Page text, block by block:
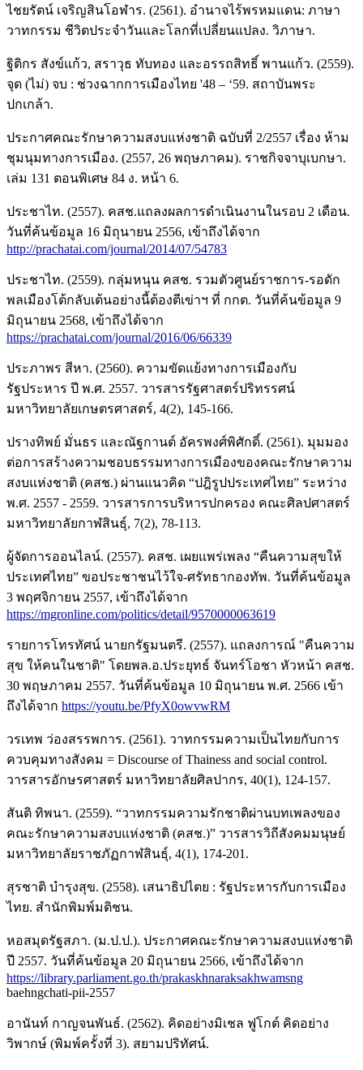
ไชยรัตน์ เจริญสินโอฬาร. (2561). อำนาจไร้พรหมแดน: ภาษา
วาทกรรม ชีวิตประจำวันและโลกที่เปลี่ยนแปลง. วิภาษา.
ฐิติกร สังข์แก้ว, สราวุธ ทับทอง และอรรถสิทธิ์ พานแก้ว. (2559).
จุด (ไม่) จบ : ช่วงฉากการเมืองไทย '48 – ‘59. สถาบันพระ
ปกเกล้า.
ประกาศคณะรักษาความสงบแห่งชาติ ฉบับที่ 2/2557 เรื่อง ห้าม
ชุมนุมทางการเมือง. (2557, 26 พฤษภาคม). ราชกิจจาบุเบกษา.
เล่ม 131 ตอนพิเศษ 84 ง. หน้า 6.
ประชาไท. (2557). คสช.แถลงผลการดำเนินงานในรอบ 2 เดือน.
วันที่ค้นข้อมูล 16 มิถุนายน 2556, เข้าถึงได้จาก
http://prachatai.com/journal/2014/07/54783
ประชาไท. (2559). กลุ่มหนุน คสช. รวมตัวศูนย์ราชการ-รอดัก
พลเมืองโต้กลับเต้นอย่างนี้ต้องตีเข่าฯ ที่ กกต. วันที่ค้นข้อมูล 9
มิถุนายน 2568, เข้าถึงได้จาก
https://prachatai.com/journal/2016/06/66339
ประภาพร สีหา. (2560). ความขัดแย้งทางการเมืองกับ
รัฐประหาร ปี พ.ศ. 2557. วารสารรัฐศาสตร์ปริทรรศน์
มหาวิทยาลัยเกษตรศาสตร์, 4(2), 145-166.
ปรางทิพย์ มั่นธร และณัฐกานต์ อัครพงศ์พิศักดิ์. (2561). มุมมอง
ต่อการสร้างความชอบธรรมทางการเมืองของคณะรักษาความ
สงบแห่งชาติ (คสช.) ผ่านแนวคิด “ปฎิรูปประเทศไทย” ระหว่าง
พ.ศ. 2557 - 2559. วารสารการบริหารปกครอง คณะศิลปศาสตร์
มหาวิทยาลัยกาฬสินธุ์, 7(2), 78-113.
ผู้จัดการออนไลน์. (2557). คสช. เผยแพร่เพลง “คืนความสุขให้
ประเทศไทย” ขอประชาชนไว้ใจ-ศรัทธากองทัพ. วันที่ค้นข้อมูล
3 พฤศจิกายน 2557, เข้าถึงได้จาก
https://mgronline.com/politics/detail/9570000063619
รายการโทรทัศน์ นายกรัฐมนตรี. (2557). แถลงการณ์ "คืนความ
สุข ให้คนในชาติ" โดยพล.อ.ประยุทธ์ จันทร์โอชา หัวหน้า คสช.
30 พฤษภาคม 2557. วันที่ค้นข้อมูล 10 มิถุนายน พ.ศ. 2566 เข้า
ถึงได้จาก https://youtu.be/PfyX0owvwRM
วรเทพ ว่องสรรพการ. (2561). วาทกรรมความเป็นไทยกับการ
ควบคุมทางสังคม = Discourse of Thainess and social control.
วารสารอักษรศาสตร์ มหาวิทยาลัยศิลปากร, 40(1), 124-157.
สันติ ทิพนา. (2559). “วาทกรรมความรักชาติผ่านบทเพลงของ
คณะรักษาความสงบแห่งชาติ (คสช.)” วารสารวิถีสังคมมนุษย์
มหาวิทยาลัยราชภัฏกาฬสินธุ์, 4(1), 174-201.
สุรชาติ บำรุงสุข. (2558). เสนาธิปไตย : รัฐประหารกับการเมือง
ไทย. สำนักพิมพ์มติชน.
หอสมุดรัฐสภา. (ม.ป.ป.). ประกาศคณะรักษาความสงบแห่งชาติ
ปี 2557. วันที่ค้นข้อมูล 20 มิถุนายน 2566, เข้าถึงได้จาก
https://library.parliament.go.th/prakaskhnaraksakhwamsng
baehngchati-pii-2557
อานันท์ กาญจนพันธ์. (2562). คิดอย่างมิเชล ฟูโกต์ คิดอย่าง
วิพากษ์ (พิมพ์ครั้งที่ 3). สยามปริทัศน์.